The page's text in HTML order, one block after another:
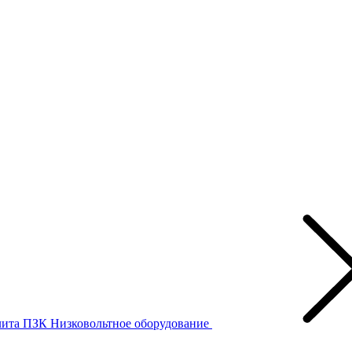
ПЗК Низковольтное оборудование